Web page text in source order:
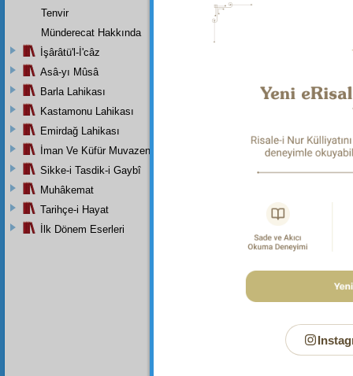
Tenvir
Münderecat Hakkında
İşârâtü'l-İ'câz
Asâ-yı Mûsâ
Barla Lahikası
Kastamonu Lahikası
Emirdağ Lahikası
İman Ve Küfür Muvazeneleri
Sikke-i Tasdik-i Gaybî
Muhâkemat
Tarihçe-i Hayat
İlk Dönem Eserleri